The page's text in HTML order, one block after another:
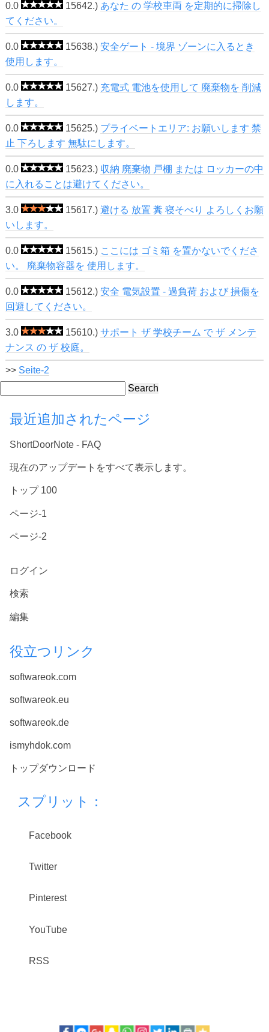
0.0 15642.) あなた の 学校車両 を定期的に掃除し
てください。
0.0 15638.) 安全ゲート - 境界 ゾーンに入るとき
使用します。
0.0 15627.) 充電式 電池を使用して 廃棄物を 削減
します。
0.0 15625.) プライベートエリア: お願いします 禁
止 下ろします 無駄にします。
0.0 15623.) 収納 廃棄物 戸棚 または ロッカーの中
に入れることは避けてください。
3.0 15617.) 避ける 放置 糞 寝そべり よろしくお願
いします。
0.0 15615.) ここには ゴミ箱 を置かないでくださ
い。 廃棄物容器を 使用します。
0.0 15612.) 安全 電気設置 - 過負荷 および 損傷を
回避してください。
3.0 15610.) サポート ザ 学校チーム で ザ メンテ
ナンス の ザ 校庭。
>> Seite-2
Search
最近追加されたページ
ShortDoorNote - FAQ
現在のアップデートをすべて表示します。
トップ 100
ページ-1
ページ-2
ログイン
検索
編集
役立つリンク
softwareok.com
softwareok.eu
softwareok.de
ismyhdok.com
トップダウンロード
スプリット：
Facebook
Twitter
Pinterest
YouTube
RSS